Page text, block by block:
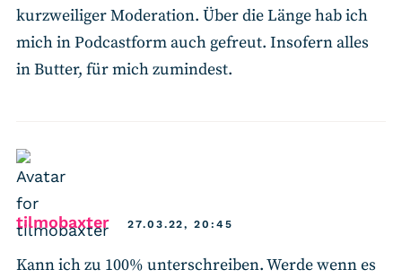
kurzweiliger Moderation. Über die Länge hab ich
mich in Podcastform auch gefreut. Insofern alles
in Butter, für mich zumindest.
tilmobaxtersays:27.03.22, 20:45
Kann ich zu 100% unterschreiben. Werde wenn es